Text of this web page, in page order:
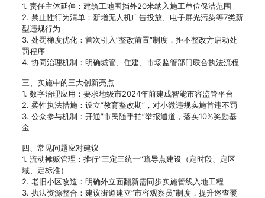
1. 责任主体延伸：建筑工地围挡外20米纳入施工单位保洁范围
2. 禁止性行为清单：新增无人机广告投放、电子屏光污染等7类新
型违规行为
3. 处罚梯度优化：首次引入”整改前置”制度，拒不整改方启动处
罚程序
4. 协同治理机制：明确城管、住建、市场监管部门联合执法流程
三、实施中的三大创新亮点
1. 数字治理应用：要求地级市2024年前建成智能市容监管平台
2. 柔性执法措施：设立”教育整改期”，对小微违规实施首违不罚
3. 公众参与机制：开通”市民随手拍”举报通道，落实10%奖励基
金
四、常见问题应对建议
1. 流动摊贩管理：推行”三定三统一”疏导点建设（定时段、定区
域、定标准）
2. 老旧小区改造：明确外立面翻新需同步实施管线入地工程
3. 执法资源整合：建议街道建立”市容观察员”制度，提升巡查覆